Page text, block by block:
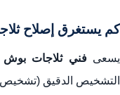
كم يستغرق إصلاح
يسعىفني ثلاجات بوش
التشخيص الدقيق (تشخيص